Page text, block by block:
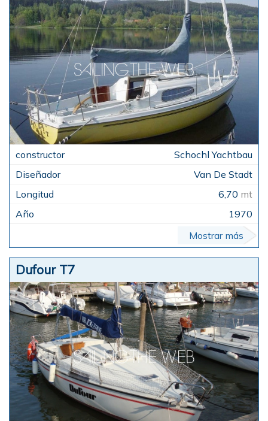
Schochl Yachtbau
Van De Stadt
6,70 mt
1970
Mostrar más
Dufour T7